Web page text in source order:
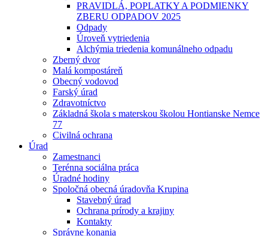
PRAVIDLÁ, POPLATKY A PODMIENKY
ZBERU ODPADOV 2025
Odpady
Úroveň vytriedenia
Alchýmia triedenia komunálneho odpadu
Zberný dvor
Malá kompostáreň
Obecný vodovod
Farský úrad
Zdravotníctvo
Základná škola s materskou školou Hontianske Nemce
77
Civilná ochrana
Úrad
Zamestnanci
Terénna sociálna práca
Úradné hodiny
Spoločná obecná úradovňa Krupina
Stavebný úrad
Ochrana prírody a krajiny
Kontakty
Správne konania